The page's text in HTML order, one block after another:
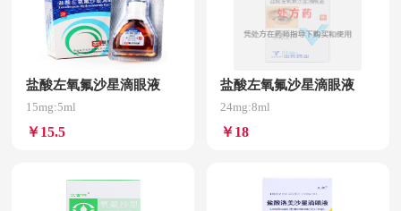
盐酸左氧氟沙星滴眼液
15mg:5ml
￥15.5
盐酸左氧氟沙星滴眼液
24mg:8ml
￥18